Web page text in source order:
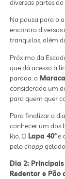
diversas partes
Na pausa para o
encontra diversas
tranquilos, além
Próximo da
que dá acesso à
parada: o
considerado um
para quem quer
Para finalizar o
conhecer um dos
Rio. O Lapa 40ºe
pelochopp
Dia 2:
Redentor e Pão